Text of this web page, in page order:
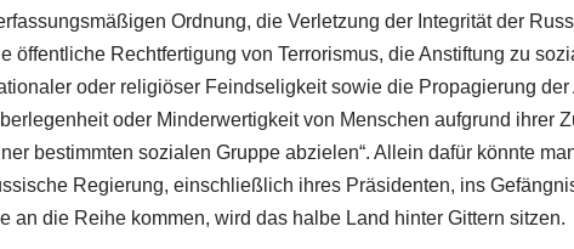
Ordnung, die Verletzung der Integrität der
öffentliche Rechtfertigung von Terrorismus, die Anstiftung zu
oder religiöser Feindseligkeit sowie die Propagierung
oder Minderwertigkeit von Menschen aufgrund ihrer
bestimmten sozialen Gruppe abzielen“. Allein dafür könnte
Regierung, einschließlich ihres Präsidenten, ins
an die Reihe kommen, wird das halbe Land hinter Gittern sitzen.